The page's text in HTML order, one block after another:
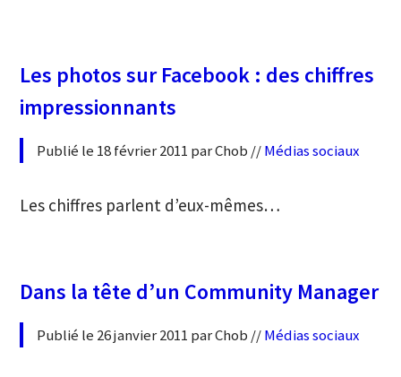
Les photos sur Facebook : des chiffres
impressionnants
Publié le 18 février 2011 par Chob //Médias sociaux
Les chiffres parlent d’eux-mêmes…
Dans la tête d’un Community Manager
Publié le 26 janvier 2011 par Chob //Médias sociaux